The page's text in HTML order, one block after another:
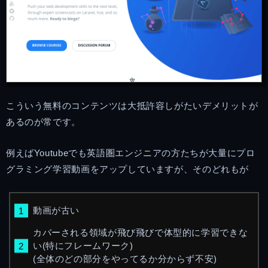
こういう無料のコンテンツは大抵許容しがたいデメリットが
あるのが常です。
例えばYoutubeでも英語圏エンジニアの方たちが大量にプロ
グラミング学習動画をアップしていますが、そのどれもが
動画が古い
カバーされる領域が飛び飛びで体型的に学習できな
い(特にフレームワーク)
(全体のどの部分をやってるか分からず不安)